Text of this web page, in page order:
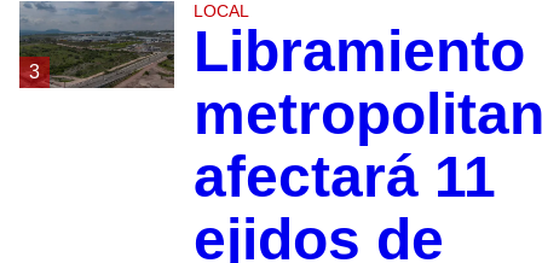
3
LOCAL
Libramiento
afectará 11
ejidos de